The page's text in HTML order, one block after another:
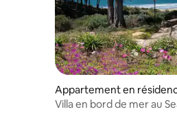
Appartement en
Aptos
Villa en bord de mer au